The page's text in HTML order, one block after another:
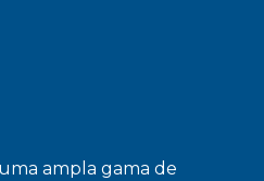
ampla gama de